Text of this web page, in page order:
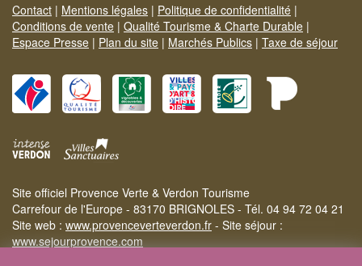
Contact | Mentions légales | Politique de confidentialité |
Conditions de vente | Qualité Tourisme & Charte Durable |
Espace Presse | Plan du site | Marchés Publics | Taxe de séjour
Site officiel Provence Verte & Verdon Tourisme
Carrefour de l'Europe - 83170 BRIGNOLES - Tél. 04 94 72 04 21
Site web : www.provenceverteverdon.fr - Site séjour :
www.sejourprovence.com